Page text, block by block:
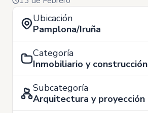
Ubicación
Pamplona/Iruña
Categoría
Inmobiliario y construcción
Subcategoría
Arquitectura y proyección